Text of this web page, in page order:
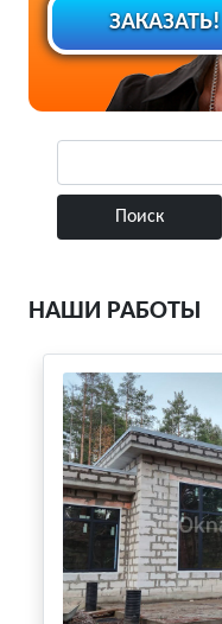
ЗАКАЗАТЬ!
НАШИ РАБОТЫ